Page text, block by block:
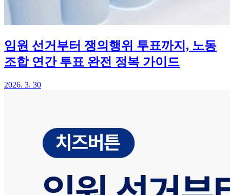
임원 선거부터 쟁의행위 투표까지, 노동
조합 연간 투표 완전 정복 가이드
2026. 3. 30